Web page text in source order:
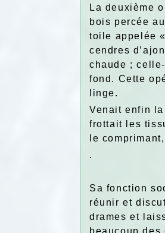
La deuxième
bois percée
toile appelée
cendres
chaude ;
fond. Cette
linge.
Venait enfin la
frottait les
le
.
Sa fonction
réunir et
drames et
beaucoup